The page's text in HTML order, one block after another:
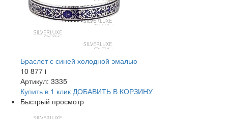
Браслет с синей холодной эмалью
10 877 i
Артикул: 3335
Купить в 1 клик ДОБАВИТЬ В КОРЗИНУ
Быстрый просмотр